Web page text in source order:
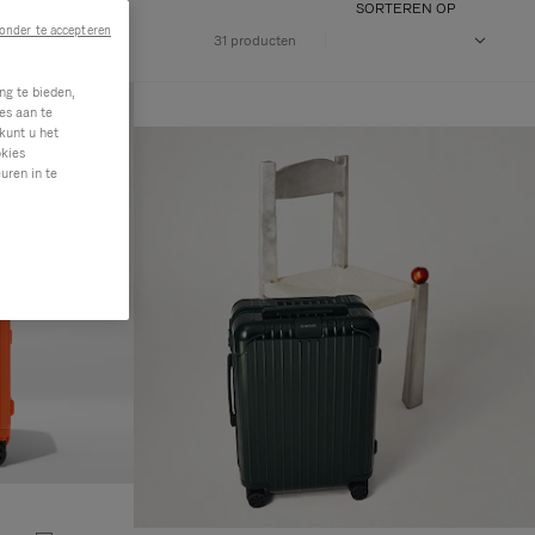
31 producten
SORTEREN OP
te bieden,
aan te
u het
in te
te accepteren